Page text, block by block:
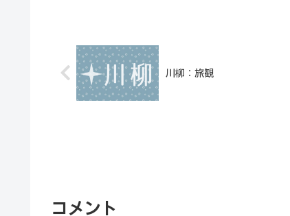
川柳：旅観
コメント